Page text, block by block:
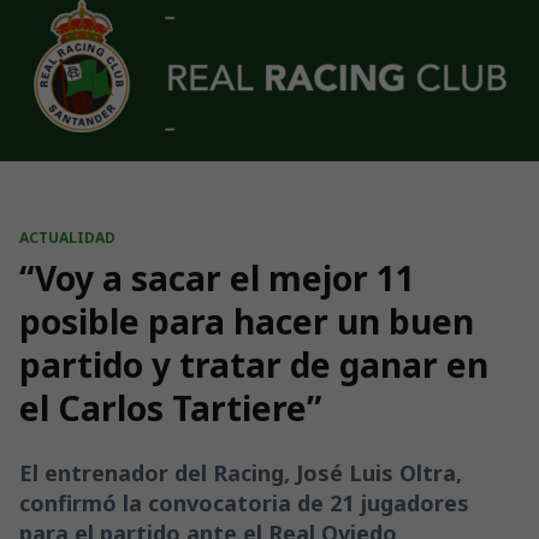
Skip to main content
ACTUALIDAD
“Voy a sacar el mejor 11
posible para hacer un buen
partido y tratar de ganar en
el Carlos Tartiere”
El entrenador del Racing, José Luis Oltra,
confirmó la convocatoria de 21 jugadores
para el partido ante el Real Oviedo